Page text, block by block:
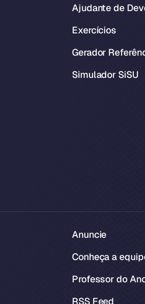
Ajudante de
Exercícios
Gerador
Simulador SiSU
Anuncie
Conheça a
Professor do
RSS Feed